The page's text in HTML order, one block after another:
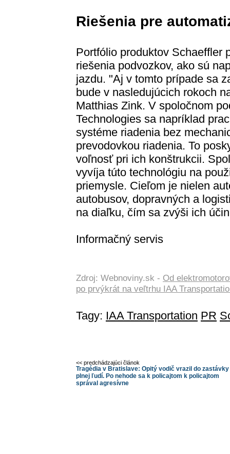
Riešenia pre
Portfólio produktov Schaeffler
riešenia podvozkov, ako sú
jazdu. "Aj v tomto prípade sa
bude v nasledujúcich rokoch
Matthias Zink. V spoločnom
Technologies sa napríklad
systéme riadenia bez
prevodovkou riadenia. To
voľnosť pri ich konštrukcii.
vyvíja túto technológiu na
priemysle. Cieľom je nielen
autobusov, dopravných a
na diaľku, čím sa zvýši ich
Informačný servis
Zdroj: Webnoviny.sk - Od
po prvýkrát na veľtrhu IAA
Tagy: IAA Transportation PR
<< predchádzajúci článok
Tragédia v Bratislave: Opitý vodič vrazil do zastávky
plnej ľudí. Po nehode sa k policajtom k policajtom
správal agresívne